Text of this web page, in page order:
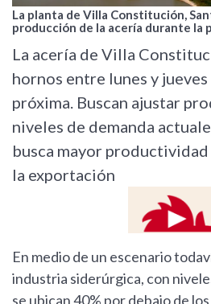
La planta de Villa Constitución,
producción de la acería durante la
La acería de Villa
hornos entre lunes y jueves
próxima. Buscan ajustar
niveles de demanda
busca mayor
la exportación
En medio de un escenario
industria siderúrgica, con
se ubican 40% por debajo de